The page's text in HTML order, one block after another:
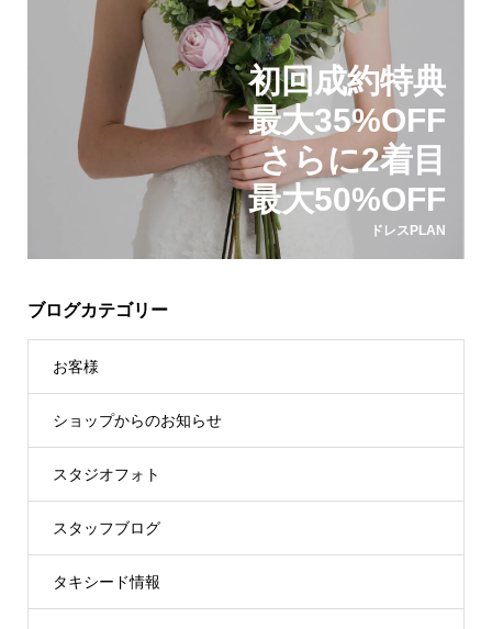
初回成約特典
最大35%OFF
さらに2着目
最大50%OFF
ドレスPLAN
ブログカテゴリー
お客様
ショップからのお知らせ
スタジオフォト
スタッフブログ
タキシード情報